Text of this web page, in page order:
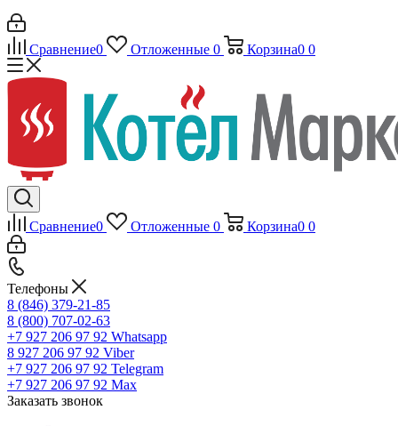
Сравнение0 Отложенные 0 Корзина0 0
Сравнение0 Отложенные 0 Корзина0 0
Телефоны
8 (846) 379-21-85
8 (800) 707-02-63
+7 927 206 97 92 Whatsapp
8 927 206 97 92 Viber
+7 927 206 97 92 Telegram
+7 927 206 97 92 Max
Заказать звонок